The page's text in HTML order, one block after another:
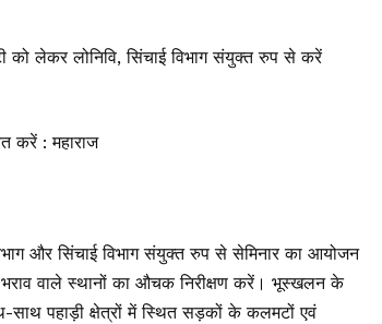
को लेकर लोनिवि, सिंचाई विभाग संयुक्त रुप से करें
करें : महाराज
और सिंचाई विभाग संयुक्त रुप से सेमिनार का आयोजन
वाले स्थानों का औचक निरीक्षण करें। भूस्खलन के
पहाड़ी क्षेत्रों में स्थित सड़कों के कलमटों एवं